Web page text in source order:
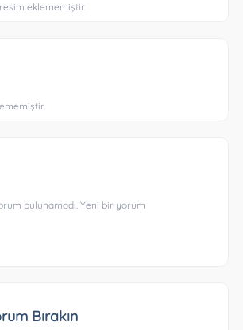
eklememiştir.
bulunamadı. Yeni bir yorum
Bırakın